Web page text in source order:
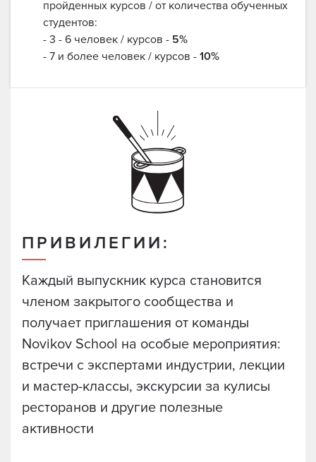
пройденных курсов / от количества обученных
студентов:
- 3 - 6 человек / курсов - 5%
- 7 и более человек / курсов - 10%
ПРИВИЛЕГИИ:
Каждый выпускник курса становится
членом закрытого сообщества и
получает приглашения от команды
Novikov School на особые мероприятия:
встречи с экспертами индустрии, лекции
и мастер-классы, экскурсии за кулисы
ресторанов и другие полезные
активности